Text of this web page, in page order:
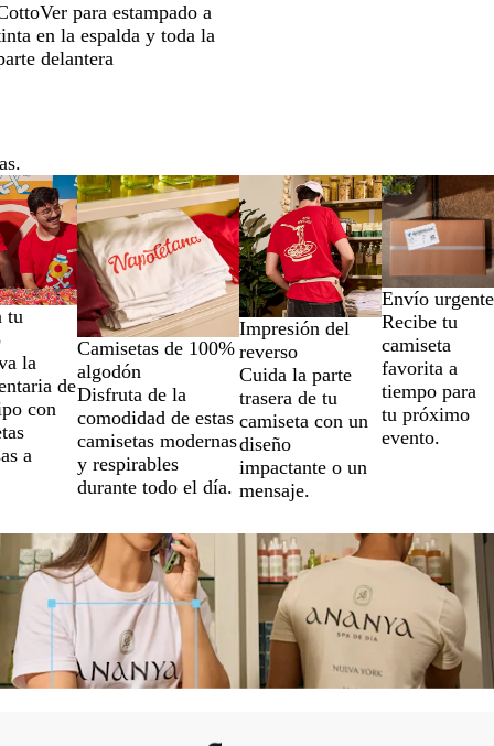
para estampado a
en la espalda y toda la
delantera
tu
la
de
con
a
Camisetas de 100%
algodón
Disfruta de la
comodidad de estas
camisetas modernas
y respirables
durante todo el día.
Impresión del
reverso
Cuida la parte
trasera de tu
camiseta con un
diseño
impactante o un
mensaje.
Envío urgente
Recibe tu
camiseta
favorita a
tiempo para
tu próximo
evento.